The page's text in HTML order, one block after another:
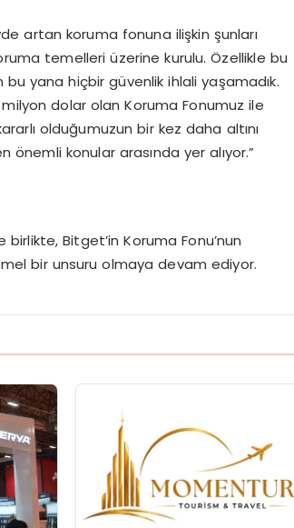
artan koruma fonuna ilişkin şunları
temelleri üzerine kurulu. Özellikle bu
yana hiçbir güvenlik ihlali yaşamadık.
milyon dolar olan Koruma Fonumuz ile
olduğumuzun bir kez daha altını
önemli konular arasında yer alıyor.”
Bitget’in Koruma Fonu’nun
bir unsuru olmaya devam ediyor.